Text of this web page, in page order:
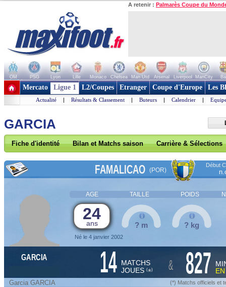
A retenir : Palmarès Coupe du
OM PSG Lyon Lille Monaco Chelsea Man Utd Arsenal Liverpool ManCity
+ de clubs
Mercato Ligue 1 L2/Coupes Etranger Coupe d'Europe Les
Actualité | Résultats & Classement | Buteurs | Calendrier |
GARCIA
Fiche d'identité Bilan et Matchs saison Carrière & Sélections
FAMALICAO (POR)
Début
AGE TAILLE POIDS
24
ans
Né le 4 janvier 2002
? m ? kg
GARCIA 14 MATCHS
JOUES (*) & 827
Garcia GARCIA (*) Matchs officiels et